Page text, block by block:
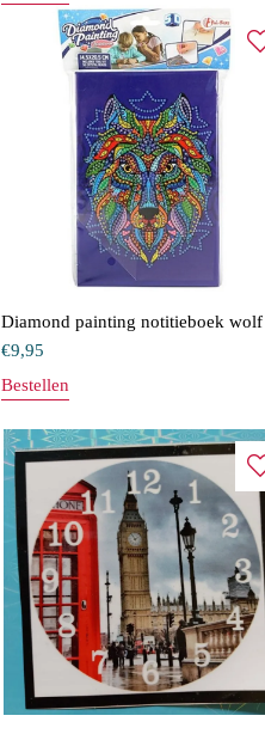
Diamond painting notitieboek wolf
€9,95
Bestellen